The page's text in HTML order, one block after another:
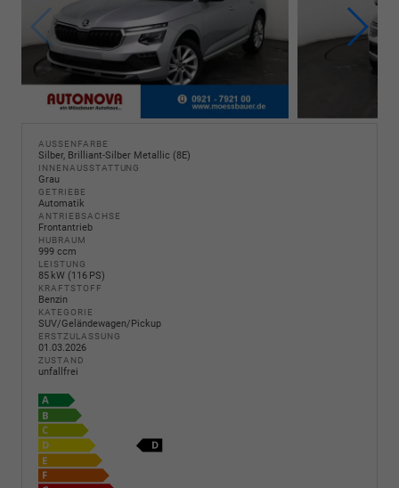
AUSSENFARBE
Silber, Brilliant-Silber Metallic (8E)
INNENAUSSTATTUNG
Grau
GETRIEBE
Automatik
ANTRIEBSACHSE
Frontantrieb
HUBRAUM
999 ccm
LEISTUNG
85 kW (116 PS)
KRAFTSTOFF
Benzin
KATEGORIE
SUV/Geländewagen/Pickup
ERSTZULASSUNG
01.03.2026
ZUSTAND
unfallfrei